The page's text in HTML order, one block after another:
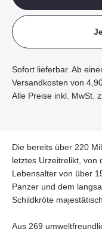
Sofort lieferbar. Ab
Versandkosten von
Alle Preise inkl. MwSt.
Die bereits über 220
letztes Urzeitrelikt, von
Lebensalter von über
Panzer und dem
Schildkröte
Aus 269